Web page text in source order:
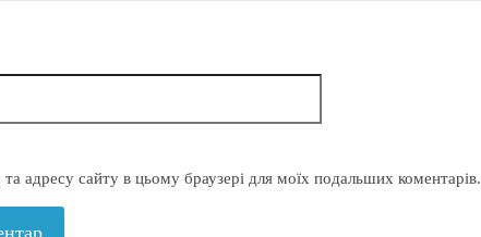
адресу сайту в цьому браузері для моїх подальших коментарів.